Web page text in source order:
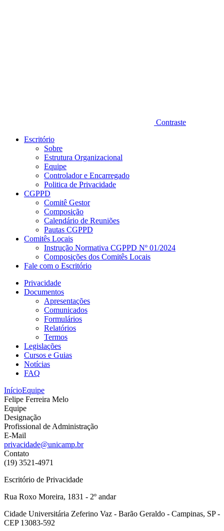
Contraste
Escritório
Sobre
Estrutura Organizacional
Equipe
Controlador e Encarregado
Politica de Privacidade
CGPPD
Comitê Gestor
Composição
Calendário de Reuniões
Pautas CGPPD
Comitês Locais
Instrução Normativa CGPPD Nº 01/2024
Composições dos Comitês Locais
Fale com o Escritório
Privacidade
Documentos
Apresentações
Comunicados
Formulários
Relatórios
Termos
Legislações
Cursos e Guias
Notícias
FAQ
InícioEquipe
Felipe Ferreira Melo
Equipe
Designação
Profissional de Administração
E-Mail
privacidade@unicamp.br
Contato
(19) 3521-4971
Escritório de Privacidade
Rua Roxo Moreira, 1831 - 2º andar
Cidade Universitária Zeferino Vaz - Barão Geraldo - Campinas, SP -
CEP 13083-592